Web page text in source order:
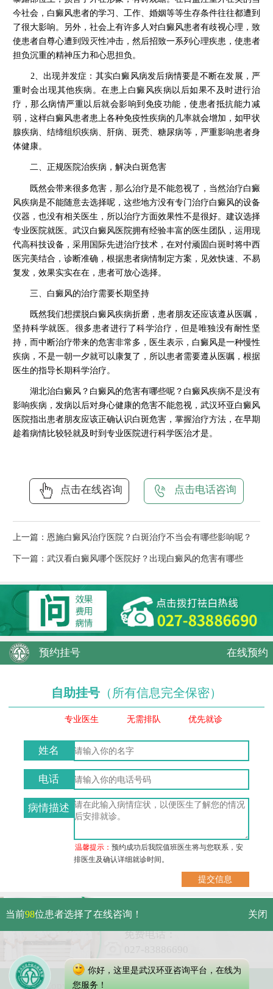
今社会，白癜风患者的学习、工作、婚姻等等生存条件往往都遭到
了很大影响。另外，社会上有许多人对白癜风患者有歧视心理，致
使患者自尊心遭到毁灭性冲击，然后招致一系列心理疾患，使患者
担负沉重的精神压力和心思担负。
2、出现并发症：其实白癜风病发后病情要是不断在发展，严
重时会出现其他疾病。在患上白癜风疾病以后如果不及时进行治
疗，那么病情严重以后就会影响到免疫功能，使患者抵抗能力减
弱，这样白癜风患者患上各种免疫性疾病的几率就会增加，如甲状
腺疾病、结缔组织疾病、肝病、斑秃、糖尿病等，严重影响患者身
体健康。
二、正规医院治疾病，解决白斑危害
既然会带来很多危害，那么治疗是不能忽视了，当然治疗白癜
风疾病是不能随意去选择呢，这些地方没有专门治疗白癜风的设备
仪器，也没有相关医生，所以治疗方面效果性不是很好。建议选择
专业医院就医。武汉白癜风医院拥有经验丰富的医生团队，运用现
代高科技设备，采用国际先进治疗技术，在对付顽固白斑时将中西
医完美结合，诊断准确，根据患者病情制定方案，见效快速、不易
复发，效果实实在在，患者可放心选择。
三、白癜风的治疗需要长期坚持
既然我们想摆脱白癜风疾病折磨，患者朋友还应该遵从医嘱，
坚持科学就医。很多患者进行了科学治疗，但是唯独没有耐性坚
持，而中断治疗带来的危害非常多，医生表示，白癜风是一种慢性
疾病，不是一朝一夕就可以康复了，所以患者需要遵从医嘱，根据
医生的指导长期科学治疗。
湖北治白癜风？白癜风的危害有哪些呢？ 白癜风疾病不是没有
影响疾病，发病以后对身心健康的危害不能忽视，武汉环亚白癜风
医院指出患者朋友应该正确认识白斑危害，掌握治疗方法，在早期
趁着病情比较轻就及时到专业医院进行科学医治才是。
点击在线咨询 点击电话咨询
上一篇： 恩施白癜风治疗医院？白斑治疗不当会有哪些影响呢？
下一篇： 武汉看白癜风哪个医院好？出现白癜风的危害有哪些
预约挂号 在线预约
自助挂号 （所有信息完全保密）
专业医生 无需排队 优先就诊
姓名
电话
病情描述
温馨提示：预约成功后我院值班医生将与您联系，安
排医生及确认详细就诊时间。
武汉市硚口区解放大道469号附
免费电话：
Copyright 2023 武汉环亚中医白癜风医院
当前98位患者选择了在线咨询！ 关闭
你好，这里是武汉环亚咨询平台，在线为
您服务！